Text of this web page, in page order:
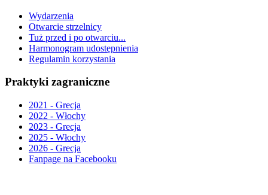
Wydarzenia
Otwarcie strzelnicy
Tuż przed i po otwarciu...
Harmonogram udostępnienia
Regulamin korzystania
Praktyki zagraniczne
2021 - Grecja
2022 - Włochy
2023 - Grecja
2025 - Włochy
2026 - Grecja
Fanpage na Facebooku